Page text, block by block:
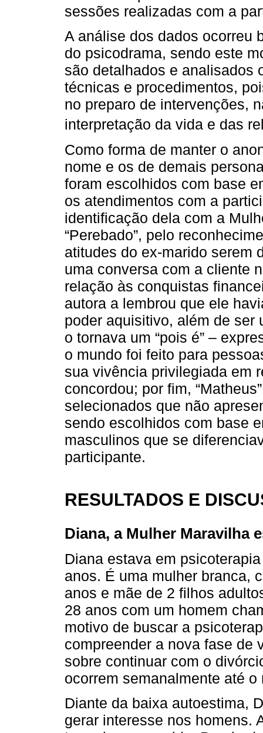
sessões realizadas com a
A análise dos dados ocorreu
do psicodrama, sendo este
são detalhados e analisados
técnicas e procedimentos,
no preparo de intervenções,
interpretação da vida e das
Como forma de manter o
nome e os de demais
foram escolhidos com base
os atendimentos com a
identificação dela com a
“Perebado”, pelo
atitudes do ex-marido serem
uma conversa com a cliente
relação às conquistas
autora a lembrou que ele
poder aquisitivo, além de ser
o tornava um “pois é” –
o mundo foi feito para
sua vivência privilegiada em
concordou; por fim,
selecionados que não
sendo escolhidos com base
masculinos que se
participante.
RESULTADOS E
Diana, a Mulher Maravilha
Diana estava em
anos. É uma mulher branca,
anos e mãe de 2 filhos
28 anos com um homem
motivo de buscar a
compreender a nova fase de
sobre continuar com o
ocorrem semanalmente até o
Diante da baixa autoestima,
gerar interesse nos homens.